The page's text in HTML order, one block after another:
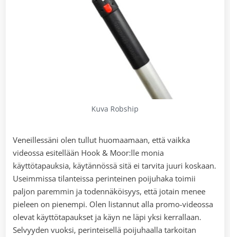
Kuva Robship
Veneillessäni olen tullut huomaamaan, että vaikka
videossa esitellään Hook & Moor:lle monia
käyttötapauksia, käytännössä sitä ei tarvita juuri koskaan.
Useimmissa tilanteissa perinteinen poijuhaka toimii
paljon paremmin ja todennäköisyys, että jotain menee
pieleen on pienempi. Olen listannut alla promo-videossa
olevat käyttötapaukset ja käyn ne läpi yksi kerrallaan.
Selvyyden vuoksi, perinteisellä poijuhaalla tarkoitan